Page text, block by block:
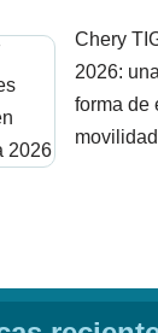
Chery
2026:
forma de